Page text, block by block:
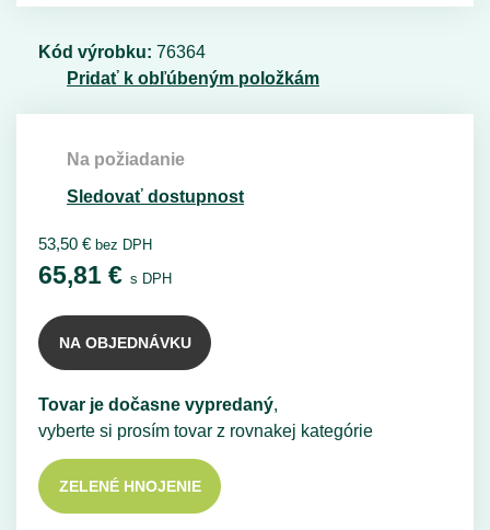
Kód výrobku: 76364
Pridať k obľúbeným položkám
Na požiadanie
Sledovať dostupnost
53,50 € bez DPH
65,81 € s DPH
NA OBJEDNÁVKU
Tovar je dočasne vypredaný,
vyberte si prosím tovar z rovnakej kategórie
ZELENÉ HNOJENIE